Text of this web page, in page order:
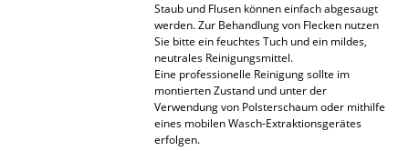
Aufbewahrungsboxen
Staub und Flusen können einfach abgesaugt
werden. Zur Behandlung von Flecken nutzen
Sie bitte ein feuchtes Tuch und ein mildes,
neutrales Reinigungsmittel.
Eine professionelle Reinigung sollte im
montierten Zustand und unter der
Verwendung von Polsterschaum oder mithilfe
eines mobilen Wasch-Extraktionsgerätes
erfolgen.